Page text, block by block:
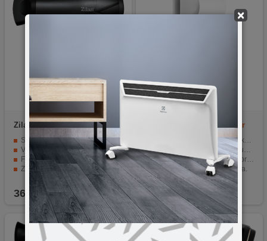
×
Zilan ZLN4872
Snaga od 2000 W za brzo sušenje kose
Više nivoa temperature i brzine
Funkcija hladnog zraka za fiksiranje frizure
Zaštita od pregrijavanja za sigurnu upotrebu
Koncentrator za precizno usmjeravanje zraka
36,90KM
Mi Ionic Hair Dryer
Ionic tehnologija za zdravu kosu.
Snaga od 1600W za brzo sušenje.
Tri nivoa temperature i dva brzine.
Difuzor i usmjerivač vazduha.
Kompaktan, ergonomski dizajn.
69,90KM